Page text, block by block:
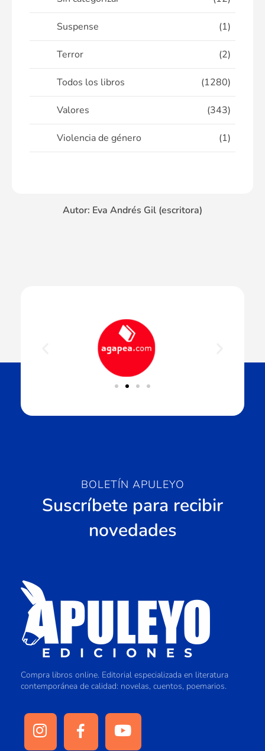
Suspense (1)
Terror (2)
Todos los libros (1280)
Valores (343)
Violencia de género (1)
Autor: Eva Andrés Gil (escritora)
BOLETÍN APULEYO
Suscríbete para recibir
novedades
Compra libros online. Editorial especializada en literatura
contemporánea de calidad: novelas, cuentos, poemarios.